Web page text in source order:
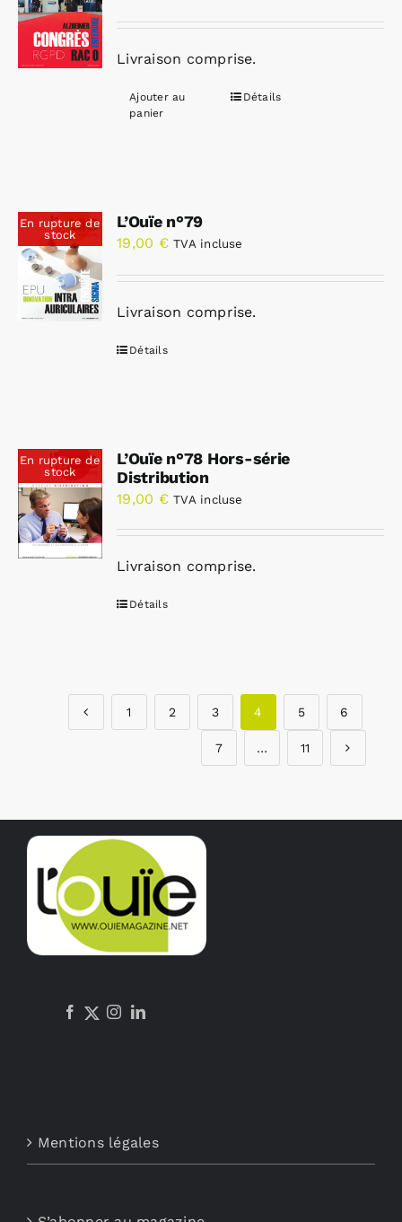
Livraison comprise.
Ajouter au
panier
Détails
En rupture de
stock
L’Ouïe n°79
19,00 € TVA incluse
Livraison comprise.
Détails
En rupture de
stock
L’Ouïe n°78 Hors-série
Distribution
19,00 € TVA incluse
Livraison comprise.
Détails
1 2 3 4 5 6
7 … 11
Mentions légales